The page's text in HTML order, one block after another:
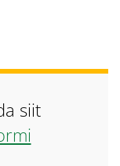
siit